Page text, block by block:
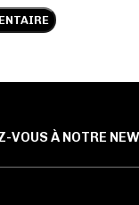
VOUS À NOTRE